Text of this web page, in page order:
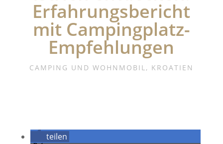
Erfahrungsbericht
mit Campingplatz-
Empfehlungen
CAMPING UND WOHNMOBIL, KROATIEN
teilen